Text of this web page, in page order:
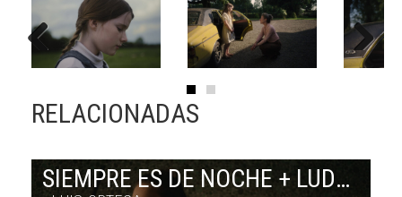
RELACIONADAS
SIEMPRE ES DE NOCHE + LUDMILA EN CUBA